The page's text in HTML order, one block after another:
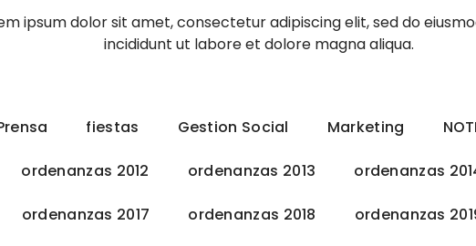
ipsum dolor sit amet, consectetur adipiscing elit, sed do
incididunt ut labore et dolore magna aliqua.
fiestas Gestion Social Marketing
ordenanzas 2012 ordenanzas 2013 ordenanzas
ordenanzas 2017 ordenanzas 2018 ordenanzas